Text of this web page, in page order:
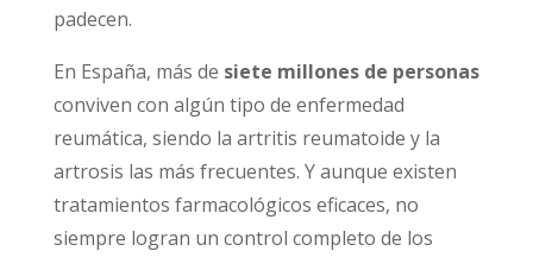
padecen.
En España, más de siete millones de personas
conviven con algún tipo de enfermedad
reumática, siendo la artritis reumatoide y la
artrosis las más frecuentes. Y aunque existen
tratamientos farmacológicos eficaces, no
siempre logran un control completo de los